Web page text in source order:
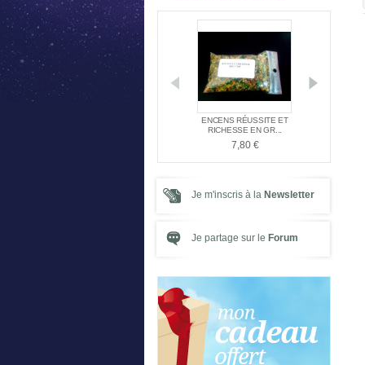
ENCENS RÉUSSITE ET
RICHESSE EN GR...
7,80 €
Je m'inscris à la Newsletter
Je partage sur le Forum